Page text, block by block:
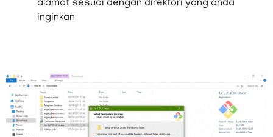
alamat sesuai dengan direktori yang anda
inginkan